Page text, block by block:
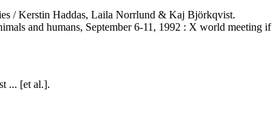
/ Kerstin Haddas, Laila Norrlund & Kaj Björkqvist.
and humans, September 6-11, 1992 : X world meeting
... [et al.].